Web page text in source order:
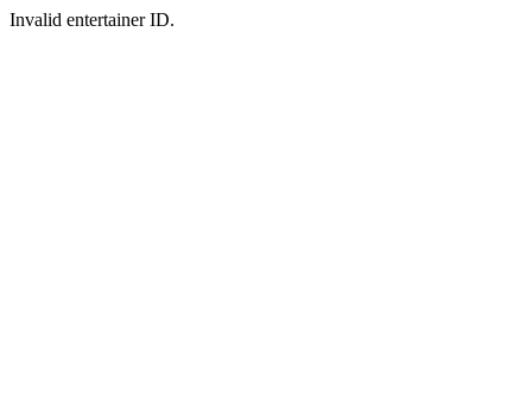
Invalid entertainer ID.